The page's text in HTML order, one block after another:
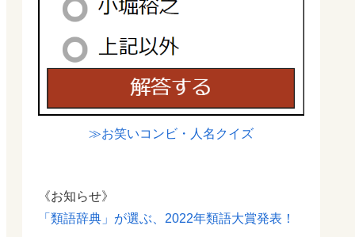
≫お笑いコンビ・人名クイズ
《お知らせ》
「類語辞典」が選ぶ、2022年類語大賞発表！